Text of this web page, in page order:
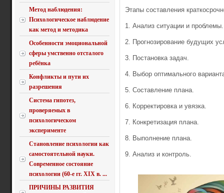
Метод наблюдения:
Психологическое наблюдение
как метод и методика
Особенности эмоциональной
сферы умственно отсталого
ребёнка
Конфликты и пути их
разрешения
Система гипотез,
проверяемых в
психологическом
эксперименте
Становление психологии как
самостоятельной науки.
Современное состояние
психологии (60-е гг. XIX в. ...
ПРИЧИНЫ РАЗВИТИЯ
Этапы составления
1. Анализ ситуации и проблемы.
2. Прогнозирование будущих
3. Постановка задач.
4. Выбор оптимального
5. Составление плана.
6. Корректировка и увязка.
7. Конкретизация плана.
8. Выполнение плана.
9. Анализ и контроль.